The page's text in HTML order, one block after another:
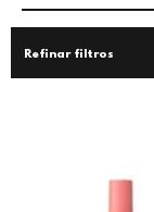
Refinar filtros